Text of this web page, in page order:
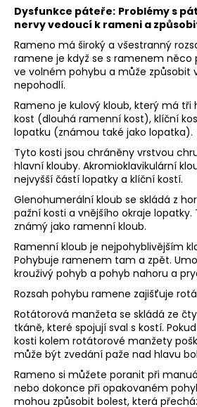
Dysfunkce páteře: Problémy s
nervy vedoucí k rameni a
Rameno má široký a všestranný
ramene je když se s ramenem něco
ve volném pohybu a může způsobit
nepohodlí.
Rameno je kulový kloub, který má tři
kost (dlouhá ramenní kost), klíční
lopatku (známou také jako lopatka).
Tyto kosti jsou chráněny vrstvou
hlavní klouby. Akromioklavikulární
nejvyšší částí lopatky a klíční kostí.
Glenohumerální kloub se skládá z
pažní kosti a vnějšího okraje
známý jako ramenní kloub.
Ramenní kloub je nejpohyblivějším
Pohybuje ramenem tam a zpět.
krouživý pohyb a pohyb nahoru a
Rozsah pohybu ramene zajišťuje
Rotátorová manžeta se skládá ze
tkáně, které spojují sval s kostí.
kosti kolem rotátorové manžety
může být zvedání paže nad hlavu
Rameno si můžete poranit při
nebo dokonce při opakovaném
mohou způsobit bolest, která
HLEDAT
D
o
p
o
r
u
č
u
j
e
m
e